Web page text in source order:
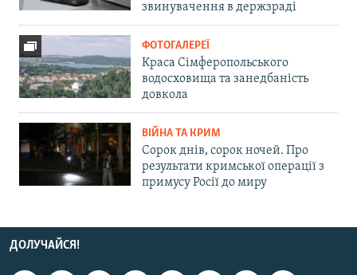
звинувачення в держзраді
ФОТОГАЛЕРЕЇ
Краса Сімферопольського
водосховища та занедбаність
довкола
ВІЙНА ТА КРИМ
Сорок днів, сорок ночей. Про
результати кримської операції з
примусу Росії до миру
ДОЛУЧАЙСЯ!